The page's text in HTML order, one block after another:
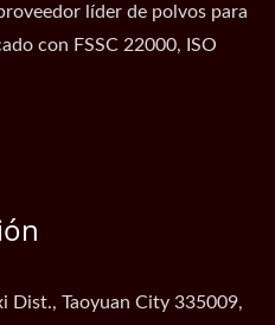
líder de polvos para
con FSSC 22000, ISO
Dist., Taoyuan City 335009,